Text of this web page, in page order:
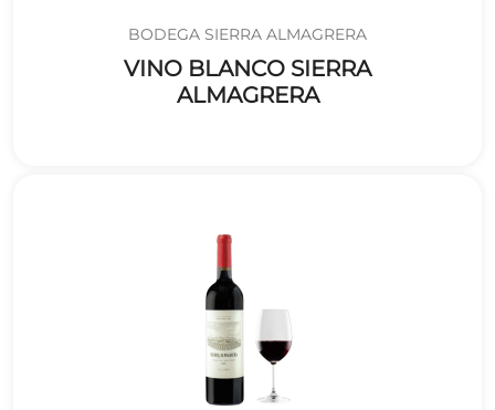
BODEGA SIERRA ALMAGRERA
VINO BLANCO SIERRA
ALMAGRERA